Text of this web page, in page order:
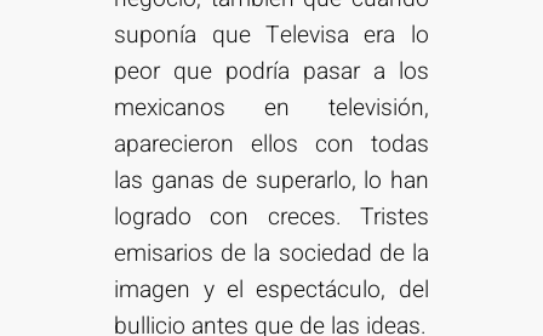
suponía que Televisa era lo
peor que podría pasar a los
mexicanos en televisión,
aparecieron ellos con todas
las ganas de superarlo, lo han
logrado con creces. Tristes
emisarios de la sociedad de la
imagen y el espectáculo, del
bullicio antes que de las ideas.